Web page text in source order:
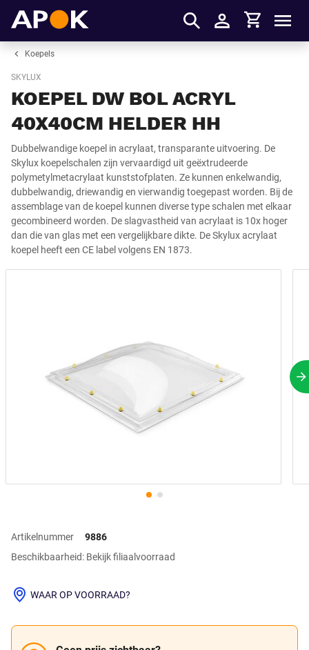
Inloggen
Winkelmandje
Koepels
SKYLUX
KOEPEL DW BOL ACRYL
40X40CM HELDER HH
Dubbelwandige koepel in acrylaat, transparante uitvoering. De
Skylux koepelschalen zijn vervaardigd uit geëxtrudeerde
polymetylmetacrylaat kunststofplaten. Ze kunnen enkelwandig,
dubbelwandig, driewandig en vierwandig toegepast worden. Bij de
assemblage van de koepel kunnen diverse type schalen met elkaar
gecombineerd worden. De slagvastheid van acrylaat is 10x hoger
dan die van glas met een vergelijkbare dikte. De Skylux acrylaat
koepel heeft een CE label volgens EN 1873.
Artikelnummer
9886
Beschikbaarheid: Bekijk filiaalvoorraad
WAAR OP VOORRAAD?